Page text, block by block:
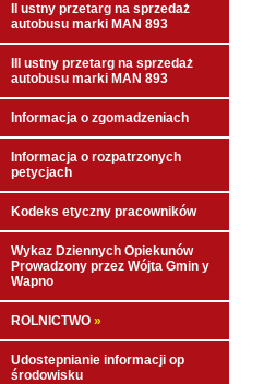
II ustny przetarg na sprzedaż
autobusu marki MAN 893
III ustny przetarg na sprzedaż
autobusu marki MAN 893
Informacja o zgomadzeniach
Informacja o rozpatrzonych
petycjach
Kodeks etyczny pracowników
Wykaz Dziennych Opiekunów
Prowadzony przez Wójta Gmin y
Wapno
ROLNICTWO »
Udostepnianie informacji op
środowisku